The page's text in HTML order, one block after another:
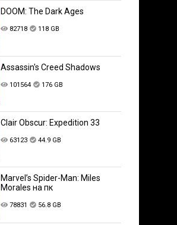
DOOM: The Dark Ages
82718 118 GB
Assassin's Creed Shadows
101564 176 GB
Clair Obscur: Expedition 33
63123 44.9 GB
Marvel’s Spider-Man: Miles
Morales на пк
78831 56.8 GB